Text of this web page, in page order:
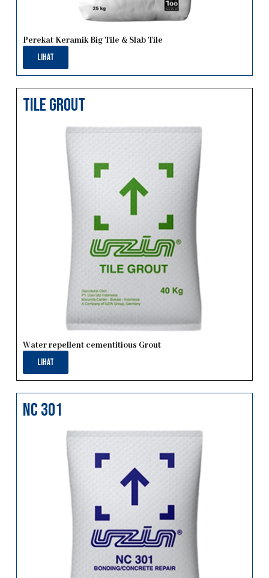
Perekat Keramik Big Tile & Slab Tile
Lihat
tile grout
Water repellent cementitious Grout
Lihat
nc 301